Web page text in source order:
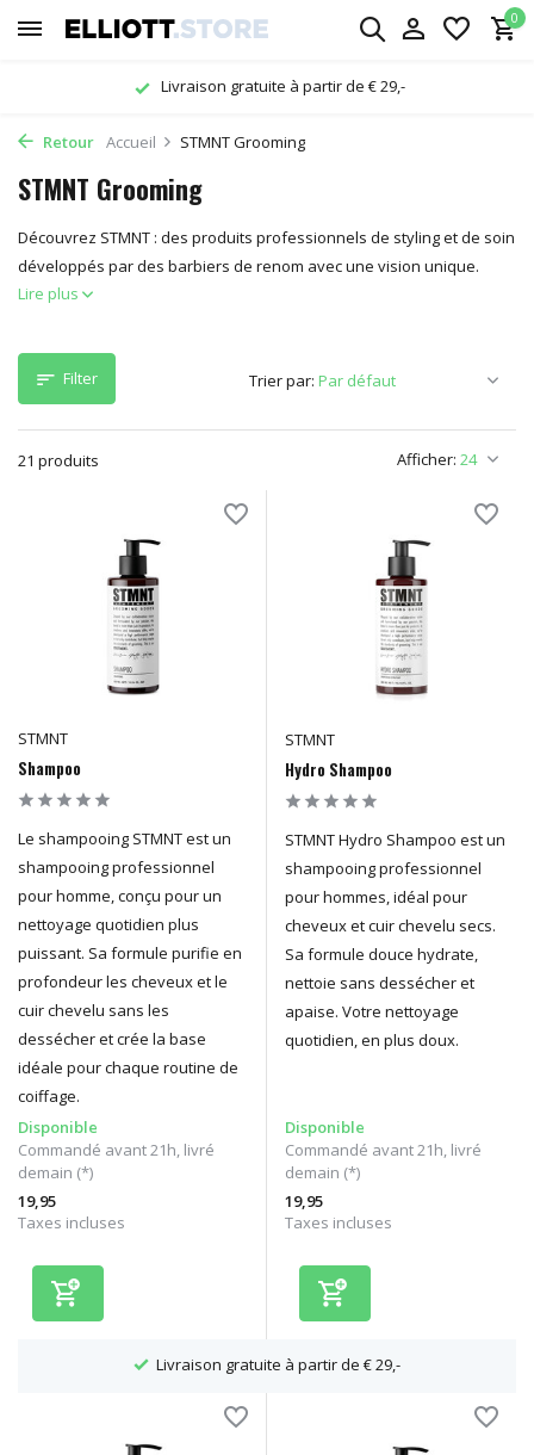
0
Livraison gratuite à partir de € 29,-
Retour Accueil STMNT Grooming
STMNT Grooming
Découvrez STMNT : des produits professionnels de styling et de soin
développés par des barbiers de renom avec une vision unique.
Lire plus
Filter
21 produits Afficher:
Trier par:
STMNT
Shampoo
Le shampooing STMNT est un
shampooing professionnel
pour homme, conçu pour un
nettoyage quotidien plus
puissant. Sa formule purifie en
profondeur les cheveux et le
cuir chevelu sans les
dessécher et crée la base
idéale pour chaque routine de
coiffage.
Disponible
Commandé avant 21h, livré
demain (*)
19,95
Taxes incluses
STMNT
Hydro Shampoo
STMNT Hydro Shampoo est un
shampooing professionnel
pour hommes, idéal pour
cheveux et cuir chevelu secs.
Sa formule douce hydrate,
nettoie sans dessécher et
apaise. Votre nettoyage
quotidien, en plus doux.
Disponible
Commandé avant 21h, livré
demain (*)
19,95
Taxes incluses
Livraison gratuite à partir de € 29,-